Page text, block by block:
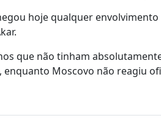
hoje qualquer
que não tinham
Moscovo não reagiu